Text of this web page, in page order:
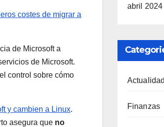
costes de migrar a
de Microsoft a
de Microsoft.
control sobre cómo
y cambien a Linux.
asegura que no
abril 2024
Actualidad
Finanzas